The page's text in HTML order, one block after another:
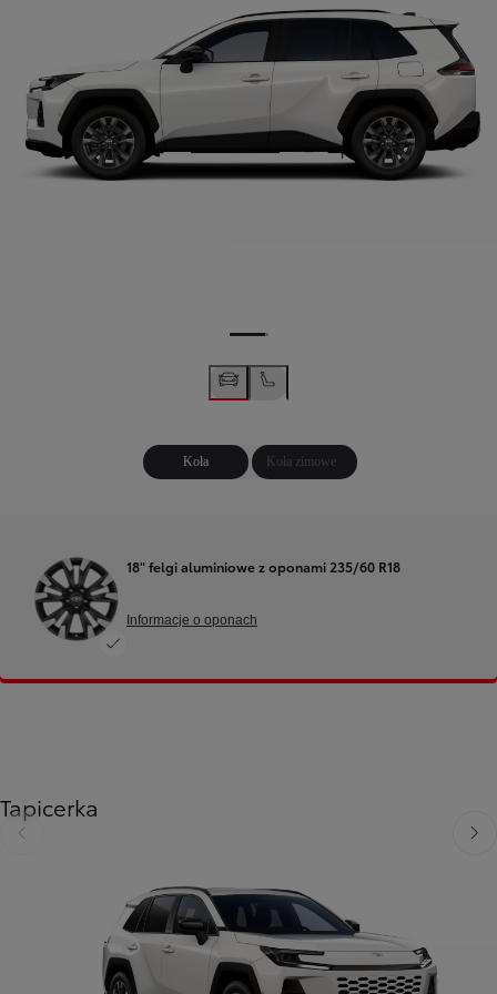
Koła Koła zimowe
18" felgi aluminiowe z oponami 235/60 R18
Informacje o oponach
Tapicerka
Poprzedni